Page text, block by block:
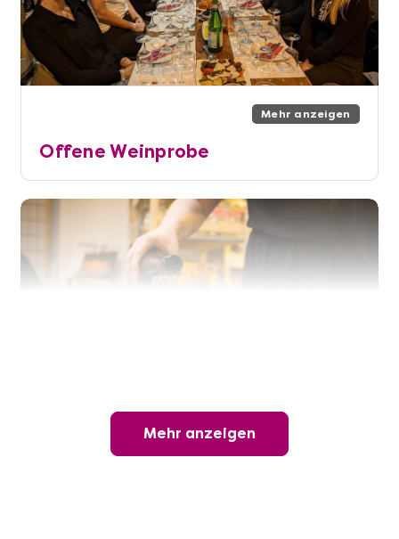
Mehr anzeigen
Offene Weinprobe
Wunderschöner Weinabend
Mehr anzeigen